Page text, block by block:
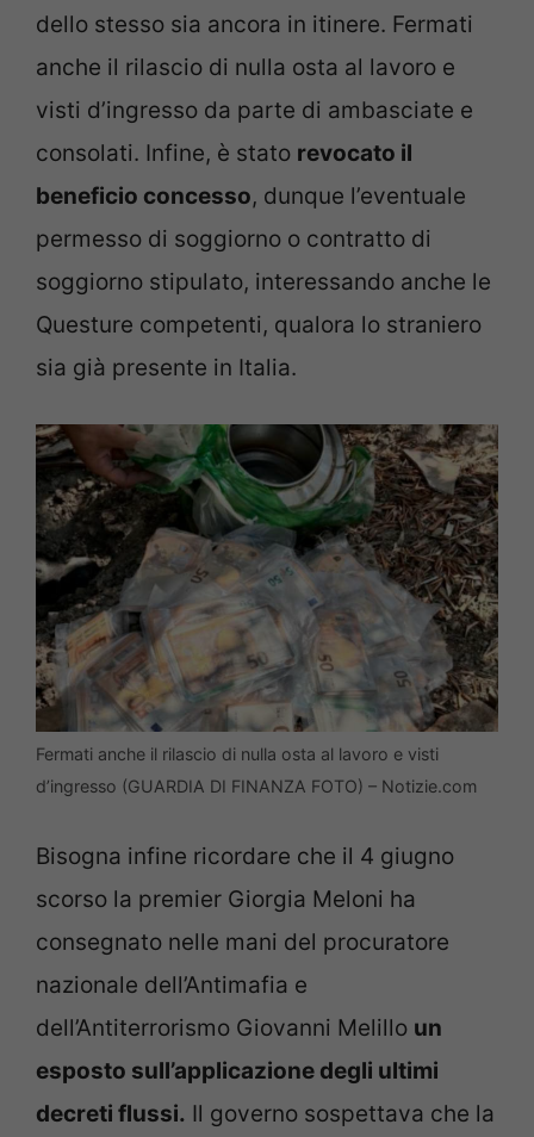
dello stesso sia ancora in itinere. Fermati
anche il rilascio di nulla osta al lavoro e
visti d’ingresso da parte di ambasciate e
consolati. Infine, è stato revocato il
beneficio concesso, dunque l’eventuale
permesso di soggiorno o contratto di
soggiorno stipulato, interessando anche le
Questure competenti, qualora lo straniero
sia già presente in Italia.
Fermati anche il rilascio di nulla osta al lavoro e visti
d’ingresso (GUARDIA DI FINANZA FOTO) – Notizie.com
Bisogna infine ricordare che il 4 giugno
scorso la premier Giorgia Meloni ha
consegnato nelle mani del procuratore
nazionale dell’Antimafia e
dell’Antiterrorismo Giovanni Melillo un
esposto sull’applicazione degli ultimi
decreti flussi. Il governo sospettava che la